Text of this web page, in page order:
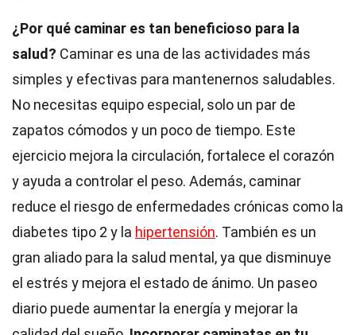
¿Por qué caminar es tan beneficioso para la
salud? Caminar es una de las actividades más
simples y efectivas para mantenernos saludables.
No necesitas equipo especial, solo un par de
zapatos cómodos y un poco de tiempo. Este
ejercicio mejora la circulación, fortalece el corazón
y ayuda a controlar el peso. Además, caminar
reduce el riesgo de enfermedades crónicas como la
diabetes tipo 2 y la hipertensión. También es un
gran aliado para la salud mental, ya que disminuye
el estrés y mejora el estado de ánimo. Un paseo
diario puede aumentar la energía y mejorar la